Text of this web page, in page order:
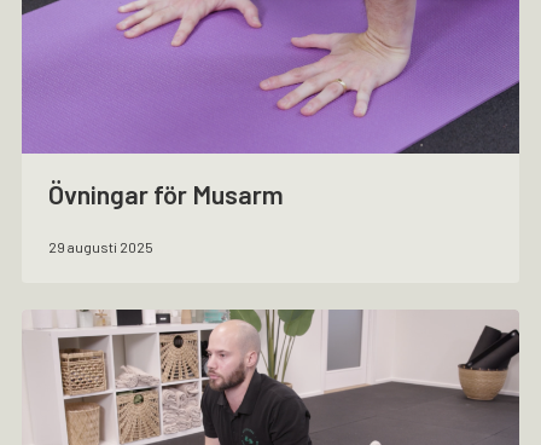
Övningar för Musarm
29 augusti 2025